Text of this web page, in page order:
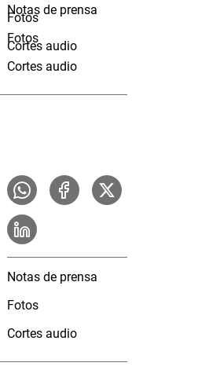
Fotos
Cortes audio
Notas de prensa
Fotos
Cortes audio
Notas de prensa
Fotos
Cortes audio